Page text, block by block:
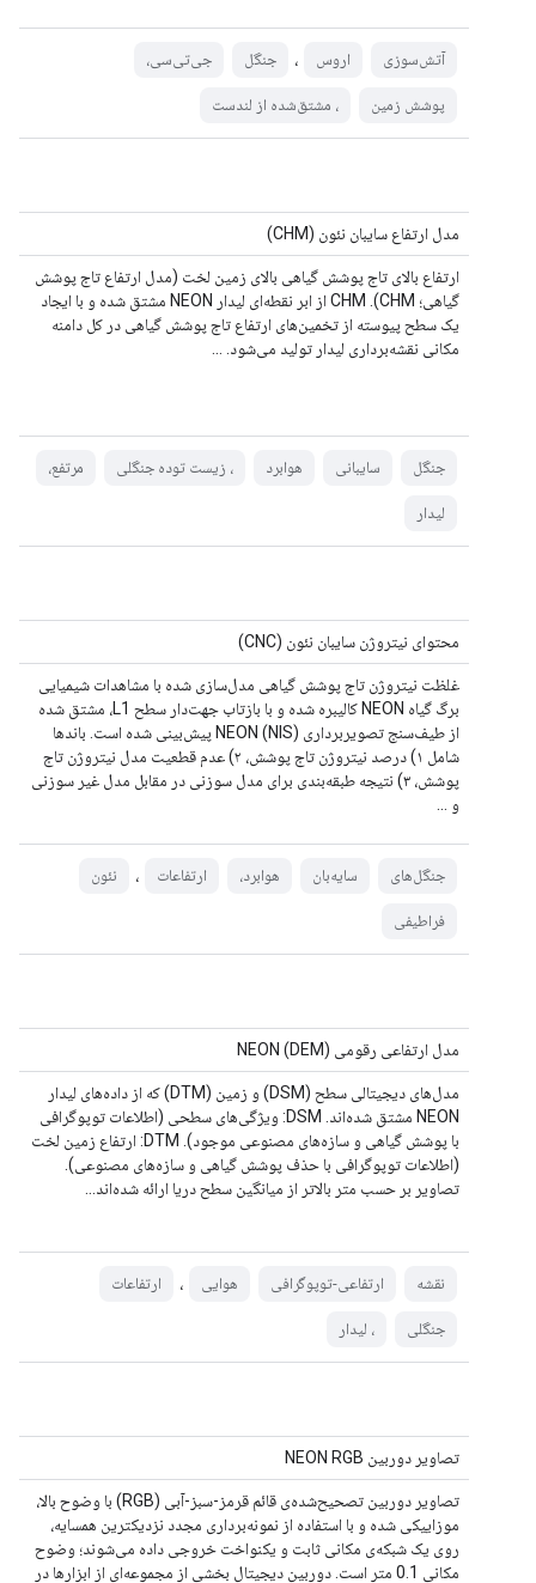
آتش‌سوزی اروس ، جنگل جی‌تی‌سی،
پوشش زمین ، مشتق‌شده از لندست
مدل ارتفاع سایبان نئون (CHM)
ارتفاع بالای تاج پوشش گیاهی بالای زمین لخت (مدل ارتفاع تاج پوشش
گیاهی؛ CHM). CHM از ابر نقطه‌ای لیدار NEON مشتق شده و با ایجاد
یک سطح پیوسته از تخمین‌های ارتفاع تاج پوشش گیاهی در کل دامنه
مکانی نقشه‌برداری لیدار تولید می‌شود. ...
جنگل سایبانی هوابرد ، زیست توده جنگلی مرتفع،
لیدار
محتوای نیتروژن سایبان نئون (CNC)
غلظت نیتروژن تاج پوشش گیاهی مدل‌سازی شده با مشاهدات شیمیایی
برگ گیاه NEON کالیبره شده و با بازتاب جهت‌دار سطح L1، مشتق شده
از طیف‌سنج تصویربرداری NEON (NIS) پیش‌بینی شده است. باندها
شامل ۱) درصد نیتروژن تاج پوشش، ۲) عدم قطعیت مدل نیتروژن تاج
پوشش، ۳) نتیجه طبقه‌بندی برای مدل سوزنی در مقابل مدل غیر سوزنی
و ...
جنگل‌های سایه‌بان هوابرد، ارتفاعات ، نئون
فراطیفی
مدل ارتفاعی رقومی (DEM) NEON
مدل‌های دیجیتالی سطح (DSM) و زمین (DTM) که از داده‌های لیدار
NEON مشتق شده‌اند. DSM: ویژگی‌های سطحی (اطلاعات توپوگرافی
با پوشش گیاهی و سازه‌های مصنوعی موجود). DTM: ارتفاع زمین لخت
(اطلاعات توپوگرافی با حذف پوشش گیاهی و سازه‌های مصنوعی).
تصاویر بر حسب متر بالاتر از میانگین سطح دریا ارائه شده‌اند...
نقشه ارتفاعی-توپوگرافی هوایی ، ارتفاعات
جنگلی ، لیدار
تصاویر دوربین NEON RGB
تصاویر دوربین تصحیح‌شده‌ی قائم قرمز-سبز-آبی (RGB) با وضوح بالا،
موزاییکی شده و با استفاده از نمونه‌برداری مجدد نزدیکترین همسایه،
روی یک شبکه‌ی مکانی ثابت و یکنواخت خروجی داده می‌شوند؛ وضوح
مکانی 0.1 متر است. دوربین دیجیتال بخشی از مجموعه‌ای از ابزارها در